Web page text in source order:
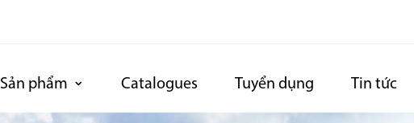
Sản phẩm Catalogues Tuyển dụng Tin tức